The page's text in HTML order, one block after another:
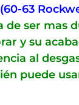
(60-63
de ser mas
y su
al
puede